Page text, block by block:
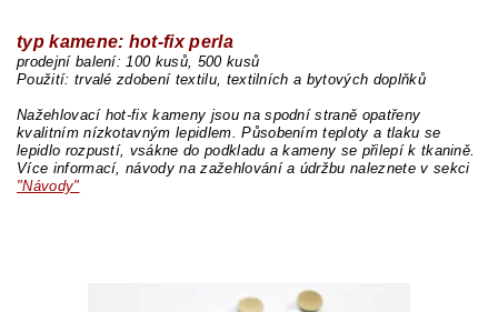
typ kamene: hot-fix perla
prodejní balení: 100 kusů, 500 kusů
Použití: trvalé zdobení textilu, textilních a bytových doplňků
Nažehlovací hot-fix kameny jsou na spodní straně opatřeny
kvalitním nízkotavným lepidlem. Působením teploty a tlaku se
lepidlo rozpustí, vsákne do podkladu a kameny se přilepí k tkanině.
Více informací, návody na zažehlování a údržbu naleznete v sekci
"Návody"